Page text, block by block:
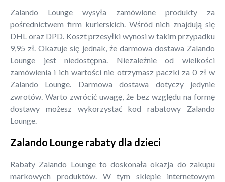
Zalando Lounge wysyła zamówione produkty za
pośrednictwem firm kurierskich. Wśród nich znajdują się
DHL oraz DPD. Koszt przesyłki wynosi w takim przypadku
9,95 zł. Okazuje się jednak, że darmowa dostawa Zalando
Lounge jest niedostępna. Niezależnie od wielkości
zamówienia i ich wartości nie otrzymasz paczki za 0 zł w
Zalando Lounge. Darmowa dostawa dotyczy jedynie
zwrotów. Warto zwrócić uwagę, że bez względu na formę
dostawy możesz wykorzystać kod rabatowy Zalando
Lounge.
Zalando Lounge rabaty dla dzieci
Rabaty Zalando Lounge to doskonała okazja do zakupu
markowych produktów. W tym sklepie internetowym